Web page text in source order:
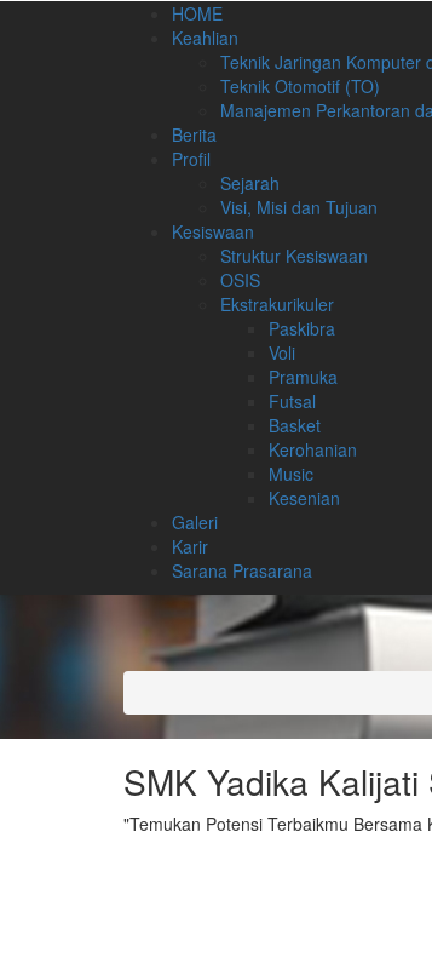
HOME
Keahlian
Teknik Jaringan Komputer
Teknik Otomotif (TO)
Manajemen Perkantoran
Berita
Profil
Sejarah
Visi, Misi dan Tujuan
Kesiswaan
Struktur Kesiswaan
OSIS
Ekstrakurikuler
Paskibra
Voli
Pramuka
Futsal
Basket
Kerohanian
Music
Kesenian
Galeri
Karir
Sarana Prasarana
SMK Yadika Kalijati
"Temukan Potensi Terbaikmu Bersama